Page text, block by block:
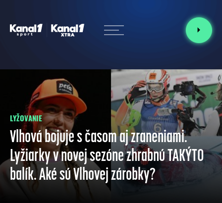
LYŽOVANIE
Vlhová bojuje s časom aj zraneniami.
Lyžiarky v novej sezóne zhrabnú TAKÝTO
balík. Aké sú Vlhovej zárobky?